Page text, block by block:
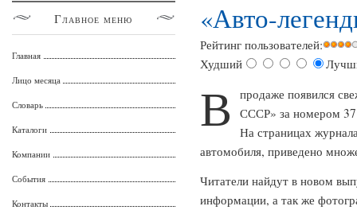
«Авто-
Рейтинг пользователей:
Худший
В
продаже появился
СССР» за номером
На страницах
автомобиля, приведено
Читатели найдут в новом
информации, а так же
Главное меню
Главная
Лицо месяца
Словарь
Каталоги
Компании
События
Контакты